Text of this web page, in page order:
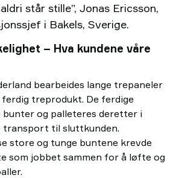
står stille”, Jonas Ericsson,
i Bakels, Sverige.
– Hva kundene våre
bearbeides lange trepaneler
treprodukt. De ferdige
bunter og palleteres deretter i
transport til sluttkunden.
store og tunge buntene krevde
som jobbet sammen for å løfte og